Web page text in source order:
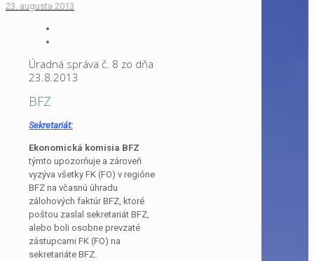
23. augusta 2013
Úradná správa č. 8 zo dňa
23.8.2013
BFZ
Sekretariát:
Ekonomická komisia BFZ
týmto upozorňuje a zároveň
vyzýva všetky FK (FO) v regióne
BFZ na včasnú úhradu
zálohových faktúr BFZ, ktoré
poštou zaslal sekretariát BFZ,
alebo boli osobne prevzaté
zástupcami FK (FO) na
sekretariáte BFZ.